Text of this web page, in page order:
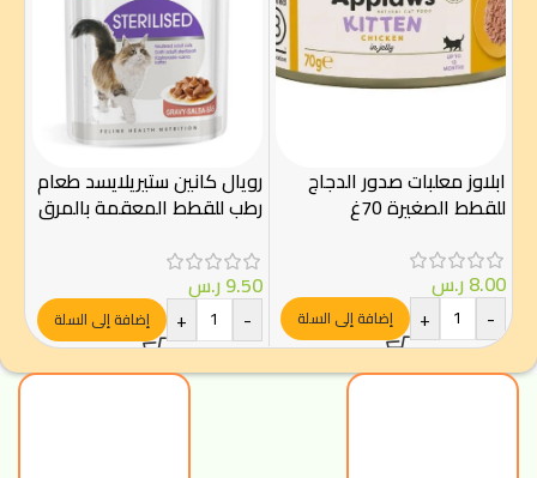
ابلاوز معلبات صدور الدجاج
للقطط الصغيرة 70غ
8.00ر.س
-
+ إضافة إلى السلة
رويال كانين ستيريلايسد طعام
رطب للقطط المعقمة بالمرق
9.50ر.س
-
+ إضافة إلى السلة